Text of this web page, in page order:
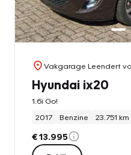
Vakgarage Leendert
Hyundai ix20
1.6i Go!
2017
Benzine 23.751 km
€ 13.995